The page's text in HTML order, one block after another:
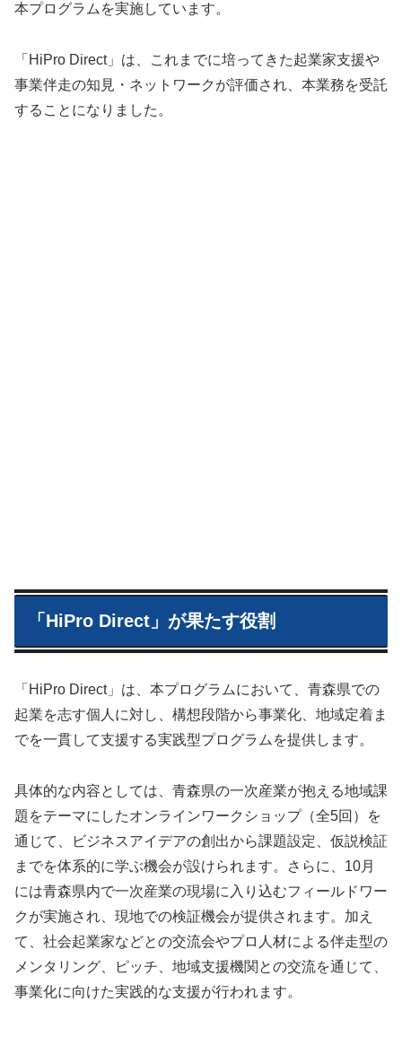
本プログラムを実施しています。
「HiPro Direct」は、これまでに培ってきた起業家支援や
事業伴走の知見・ネットワークが評価され、本業務を受託
することになりました。
「HiPro Direct」が果たす役割
「HiPro Direct」は、本プログラムにおいて、青森県での
起業を志す個人に対し、構想段階から事業化、地域定着ま
でを一貫して支援する実践型プログラムを提供します。
具体的な内容としては、青森県の一次産業が抱える地域課
題をテーマにしたオンラインワークショップ（全5回）を
通じて、ビジネスアイデアの創出から課題設定、仮説検証
までを体系的に学ぶ機会が設けられます。さらに、10月
には青森県内で一次産業の現場に入り込むフィールドワー
クが実施され、現地での検証機会が提供されます。加え
て、社会起業家などとの交流会やプロ人材による伴走型の
メンタリング、ピッチ、地域支援機関との交流を通じて、
事業化に向けた実践的な支援が行われます。